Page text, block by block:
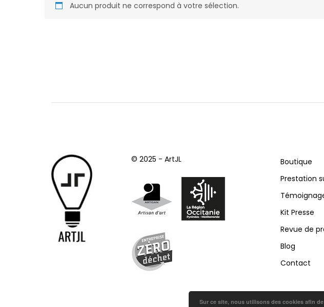
Aucun produit ne correspond à votre sélection.
© 2025 - ArtJL
Boutique
Prestation
Kit Presse
Revue de
Blog
Contact
Sur ce site, nous utilisons des cookies afin